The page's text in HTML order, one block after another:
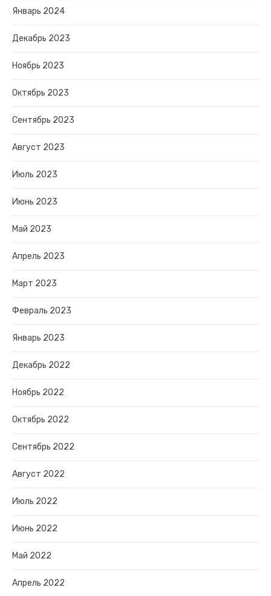
Январь 2024
Декабрь 2023
Ноябрь 2023
Октябрь 2023
Сентябрь 2023
Август 2023
Июль 2023
Июнь 2023
Май 2023
Апрель 2023
Март 2023
Февраль 2023
Январь 2023
Декабрь 2022
Ноябрь 2022
Октябрь 2022
Сентябрь 2022
Август 2022
Июль 2022
Июнь 2022
Май 2022
Апрель 2022